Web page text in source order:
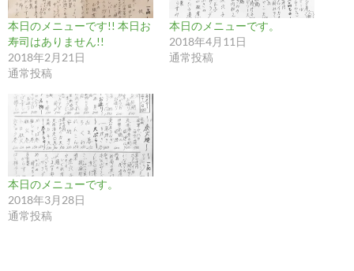
本日のメニューです!! 本日お
寿司はありません!!
2018年2月21日
通常投稿
本日のメニューです。
2018年4月11日
通常投稿
本日のメニューです。
2018年3月28日
通常投稿